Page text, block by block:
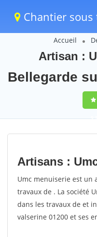
Chantier
Accueil
Artisan :
Bellegarde
Artisans :
Umc menuiserie est un
travaux de . La société
dans les travaux de et
valserine 01200 et ses